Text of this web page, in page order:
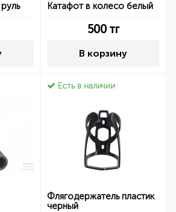
Катафот в колесо белый
500тг
В корзину
Есть в наличии
Флягодержатель пластик
черный